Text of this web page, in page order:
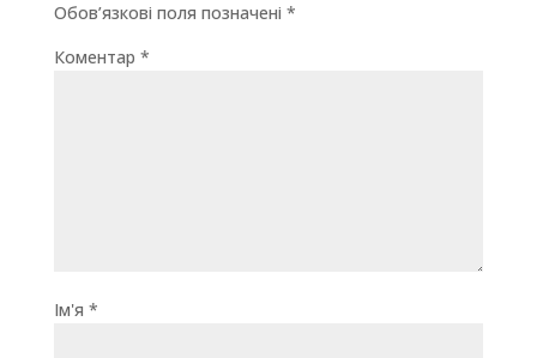
Обов’язкові поля позначені *
Коментар *
Ім'я *